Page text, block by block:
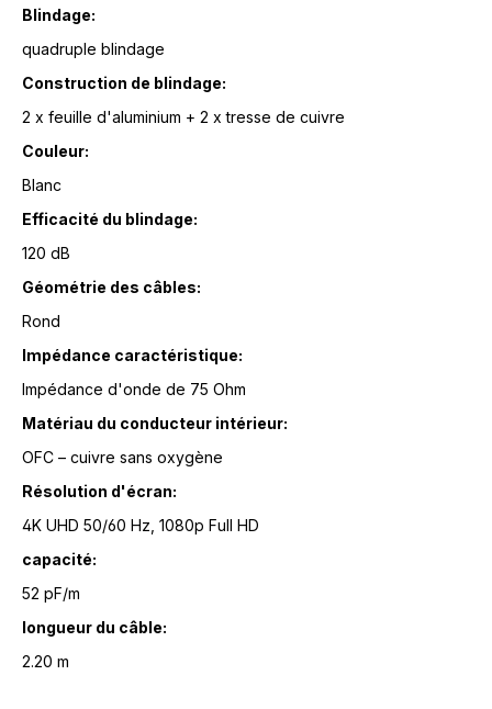
Blindage:
quadruple blindage
Construction de blindage:
2 x feuille d'aluminium + 2 x tresse de cuivre
Couleur:
Blanc
Efficacité du blindage:
120 dB
Géométrie des câbles:
Rond
Impédance caractéristique:
Impédance d'onde de 75 Ohm
Matériau du conducteur intérieur:
OFC – cuivre sans oxygène
Résolution d'écran:
4K UHD 50/60 Hz, 1080p Full HD
capacité:
52 pF/m
longueur du câble:
2.20 m